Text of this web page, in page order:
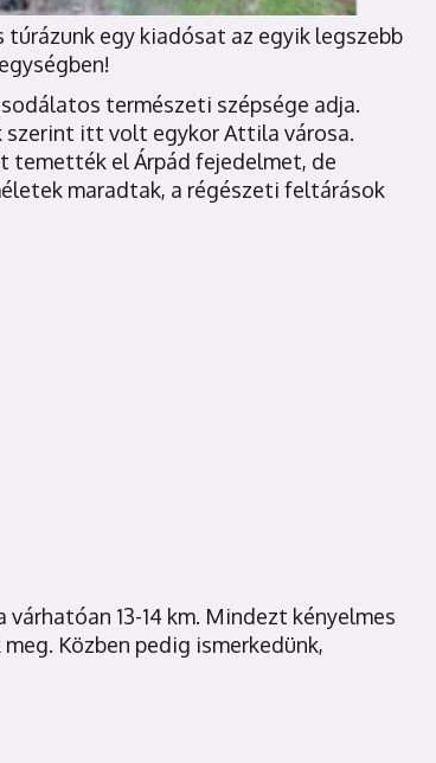
egy kiadósat az egyik legszebb
természeti szépsége adja.
szerint itt volt egykor Attila városa.
temették el Árpád fejedelmet, de
maradtak, a régészeti feltárások
13-14 km. Mindezt kényelmes
Közben pedig ismerkedünk,